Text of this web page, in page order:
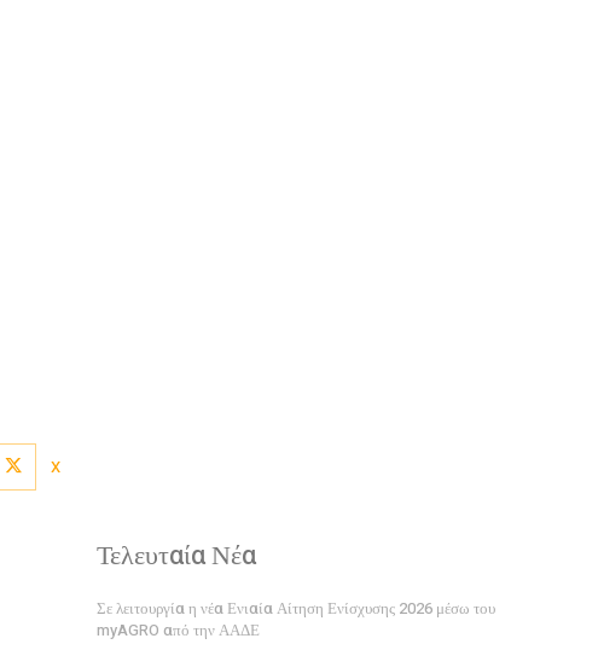
X
Τελευταία Νέα
Σε λειτουργία η νέα Ενιαία Αίτηση Ενίσχυσης 2026 μέσω του
myAGRO από την ΑΑΔΕ